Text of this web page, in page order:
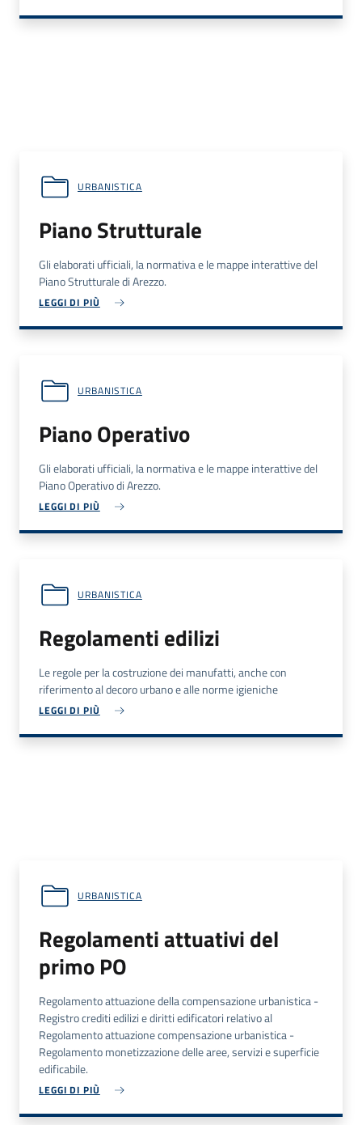
URBANISTICA
Piano Strutturale
Gli elaborati ufficiali, la normativa e le mappe interattive del
Piano Strutturale di Arezzo.
LEGGI DI PIÙ
URBANISTICA
Piano Operativo
Gli elaborati ufficiali, la normativa e le mappe interattive del
Piano Operativo di Arezzo.
LEGGI DI PIÙ
URBANISTICA
Regolamenti edilizi
Le regole per la costruzione dei manufatti, anche con
riferimento al decoro urbano e alle norme igieniche
LEGGI DI PIÙ
URBANISTICA
Regolamenti attuativi del
primo PO
Regolamento attuazione della compensazione urbanistica -
Registro crediti edilizi e diritti edificatori relativo al
Regolamento attuazione compensazione urbanistica -
Regolamento monetizzazione delle aree, servizi e superficie
edificabile.
LEGGI DI PIÙ